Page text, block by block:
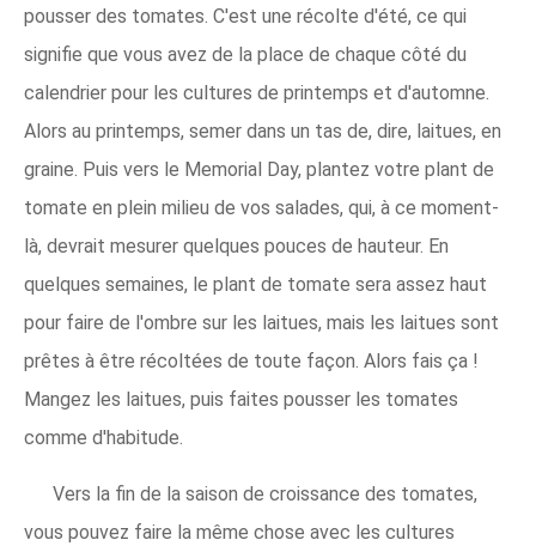
pousser des tomates. C'est une récolte d'été, ce qui
signifie que vous avez de la place de chaque côté du
calendrier pour les cultures de printemps et d'automne.
Alors au printemps, semer dans un tas de, dire, laitues, en
graine. Puis vers le Memorial Day, plantez votre plant de
tomate en plein milieu de vos salades, qui, à ce moment-
là, devrait mesurer quelques pouces de hauteur. En
quelques semaines, le plant de tomate sera assez haut
pour faire de l'ombre sur les laitues, mais les laitues sont
prêtes à être récoltées de toute façon. Alors fais ça !
Mangez les laitues, puis faites pousser les tomates
comme d'habitude.
Vers la fin de la saison de croissance des tomates,
vous pouvez faire la même chose avec les cultures